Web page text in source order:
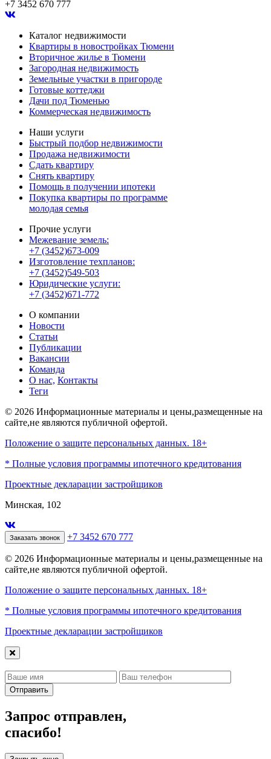
+7 3452 670 777
Каталог недвижимости
Квартиры в новостройках Тюмени
Вторичное жилье в Тюмени
Загородная недвижимость
Земельные участки в пригороде
Готовые коттеджи
Дачи под Тюменью
Коммерческая недвижимость
Наши услуги
Быстрый подбор недвижимости
Продажа недвижимости
Сдать квартиру
Снять квартиру
Помощь в получении ипотеки
Покупка квартиры по программе
молодая семья
Прочие услуги
Межевание земель:
+7 (3452)673-009
Изготовление техпланов:
+7 (3452)549-503
Юридические услуги:
+7 (3452)671-772
О компании
Новости
Статьи
Публикации
Вакансии
Команда
О нас, Контакты
Теги
© 2026 Информационные материалы и цены,размещенные на
сайте,не являются публичной офертой.
Положение о защите персональных данных. 18+
* Полные условия программы ипотечного кредитования
Проектные декларации застройщиков
Минская, 102
Заказать звонок +7 3452 670 777
© 2026 Информационные материалы и цены,размещенные на
сайте,не являются публичной офертой.
Положение о защите персональных данных. 18+
* Полные условия программы ипотечного кредитования
Проектные декларации застройщиков
Отправить
Запрос отправлен,
спасибо!